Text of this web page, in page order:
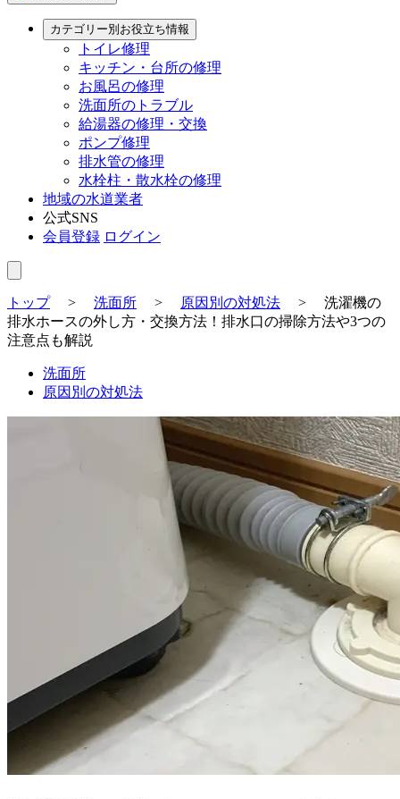
カテゴリー別お役立ち情報
トイレ修理
キッチン・台所の修理
お風呂の修理
洗面所のトラブル
給湯器の修理・交換
ポンプ修理
排水管の修理
水栓柱・散水栓の修理
地域の水道業者
公式SNS
会員登録 ログイン
トップ> 洗面所 > 原因別の対処法 > 洗濯機の
排水ホースの外し方・交換方法！排水口の掃除方法や3つの
注意点も解説
洗面所
原因別の対処法